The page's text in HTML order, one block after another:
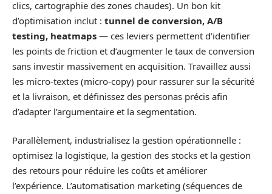
clics, cartographie des zones chaudes). Un bon kit
d’optimisation inclut : tunnel de conversion, A/B
testing, heatmaps — ces leviers permettent d’identifier
les points de friction et d’augmenter le taux de conversion
sans investir massivement en acquisition. Travaillez aussi
les micro-textes (micro-copy) pour rassurer sur la sécurité
et la livraison, et définissez des personas précis afin
d’adapter l’argumentaire et la segmentation.
Parallèlement, industrialisez la gestion opérationnelle :
optimisez la logistique, la gestion des stocks et la gestion
des retours pour réduire les coûts et améliorer
l’expérience. L’automatisation marketing (séquences de